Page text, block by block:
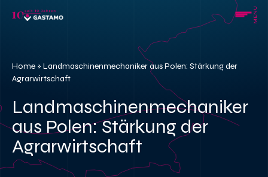
MENU
Home » Landmaschinenmechaniker aus Polen: Stärkung der
Agrarwirtschaft
Landmaschinenmechaniker
aus Polen: Stärkung der
Agrarwirtschaft